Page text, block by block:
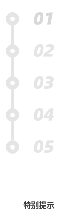
特别提示